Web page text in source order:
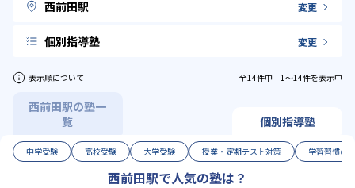
西前田駅 変更
個別指導塾 変更
表示順について 全14件中 1〜14件を表示中
西前田駅の塾一
覧
個別指導塾
中学受験 高校受験 大学受験 授業・定期テスト対策 学習習慣の
西前田駅で人気の塾は？